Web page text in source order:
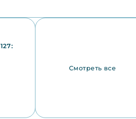
Смотреть все